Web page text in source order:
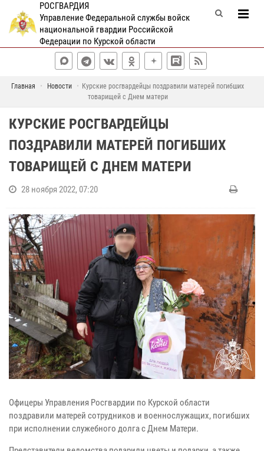
РОСГВАРДИЯ
Управление Федеральной службы войск
национальной гвардии Российской
Федерации по Курской области
Главная Новости
Курские росгвардейцы поздравили матерей погибших
товарищей с Днем матери
КУРСКИЕ РОСГВАРДЕЙЦЫ
ПОЗДРАВИЛИ МАТЕРЕЙ ПОГИБШИХ
ТОВАРИЩЕЙ С ДНЕМ МАТЕРИ
28 ноября 2022, 07:20
Офицеры Управления Росгвардии по Курской области
поздравили матерей сотрудников и военнослужащих, погибших
при исполнении служебного долга с Днем Матери.